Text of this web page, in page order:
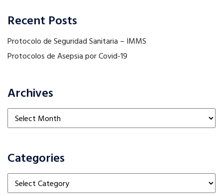
Recent Posts
Protocolo de Seguridad Sanitaria – IMMS
Protocolos de Asepsia por Covid-19
Archives
Archives
Categories
Categories